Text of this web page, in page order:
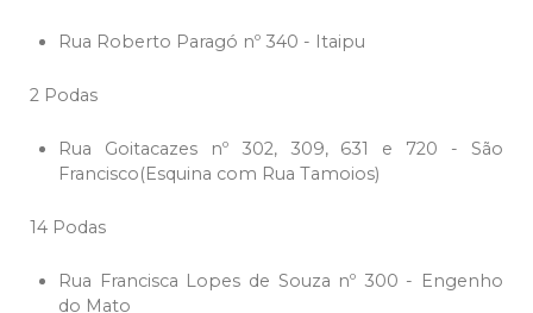
Rua Roberto Paragó nº 340 - Itaipu
2 Podas
Rua Goitacazes nº 302, 309, 631 e 720 - São
Francisco(Esquina com Rua Tamoios)
14 Podas
Rua Francisca Lopes de Souza nº 300 - Engenho
do Mato